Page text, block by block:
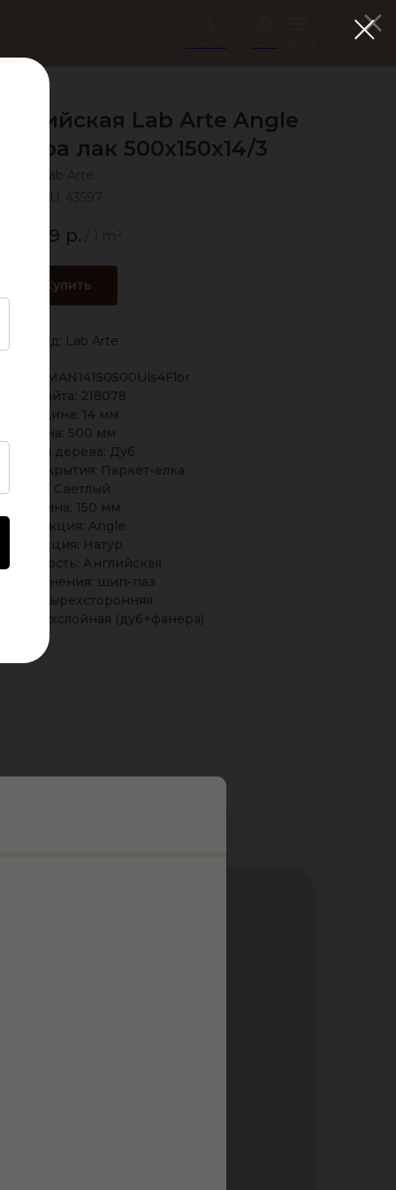
Lab Arte Angle
лак 500х150х14/3
6 779 р.
Купить
Бренд: Lab Arte
LMAN14150500Uls4Flor
Код сайта: 218078
Толщина: 14 мм
Длина: 500 мм
Порода дерева: Дуб
покрытия: Паркет-елка
Тон: Светлый
Ширина: 150 мм
Коллекция: Angle
Селекция: Натур
Английская
соединения: шип-паз
четырехсторонняя
Двухслойная (дуб+фанера)